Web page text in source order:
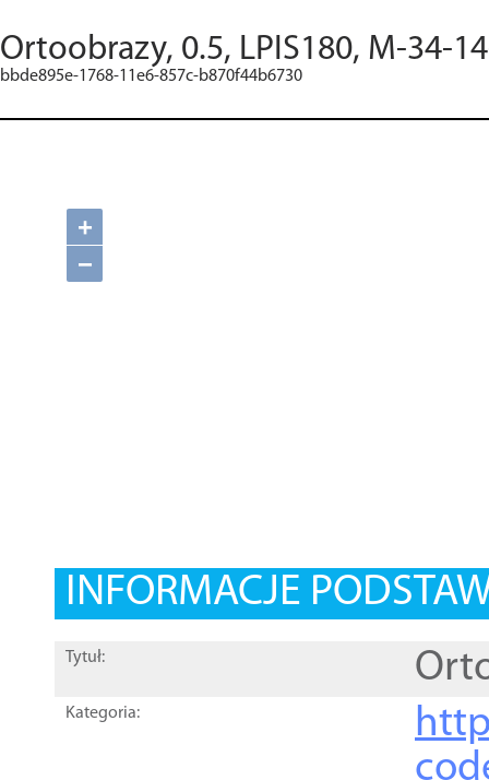
Ortoobrazy, 0.5, LPIS180, M-34-
bbde895e-1768-11e6-857c-b870f44b6730
+
−
INFORMACJE
Tytuł:
Kategoria: